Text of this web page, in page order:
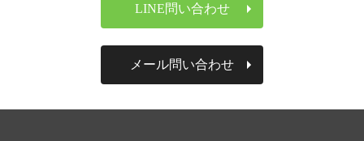
LINE問い合わせ
メール問い合わせ